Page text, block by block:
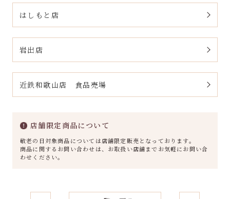
はしもと店
岩出店
近鉄和歌山店 食品売場
店舗限定商品について
敬老の日対象商品については店舗限定販売となっております。
商品に関するお問い合わせは、お取扱い店舗までお気軽にお問い合
わせください。